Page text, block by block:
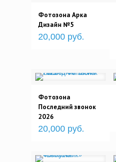
Фотозона Арка
Дизайн №5
20,000 руб.
Фотозона
Последний звонок
2026
20,000 руб.